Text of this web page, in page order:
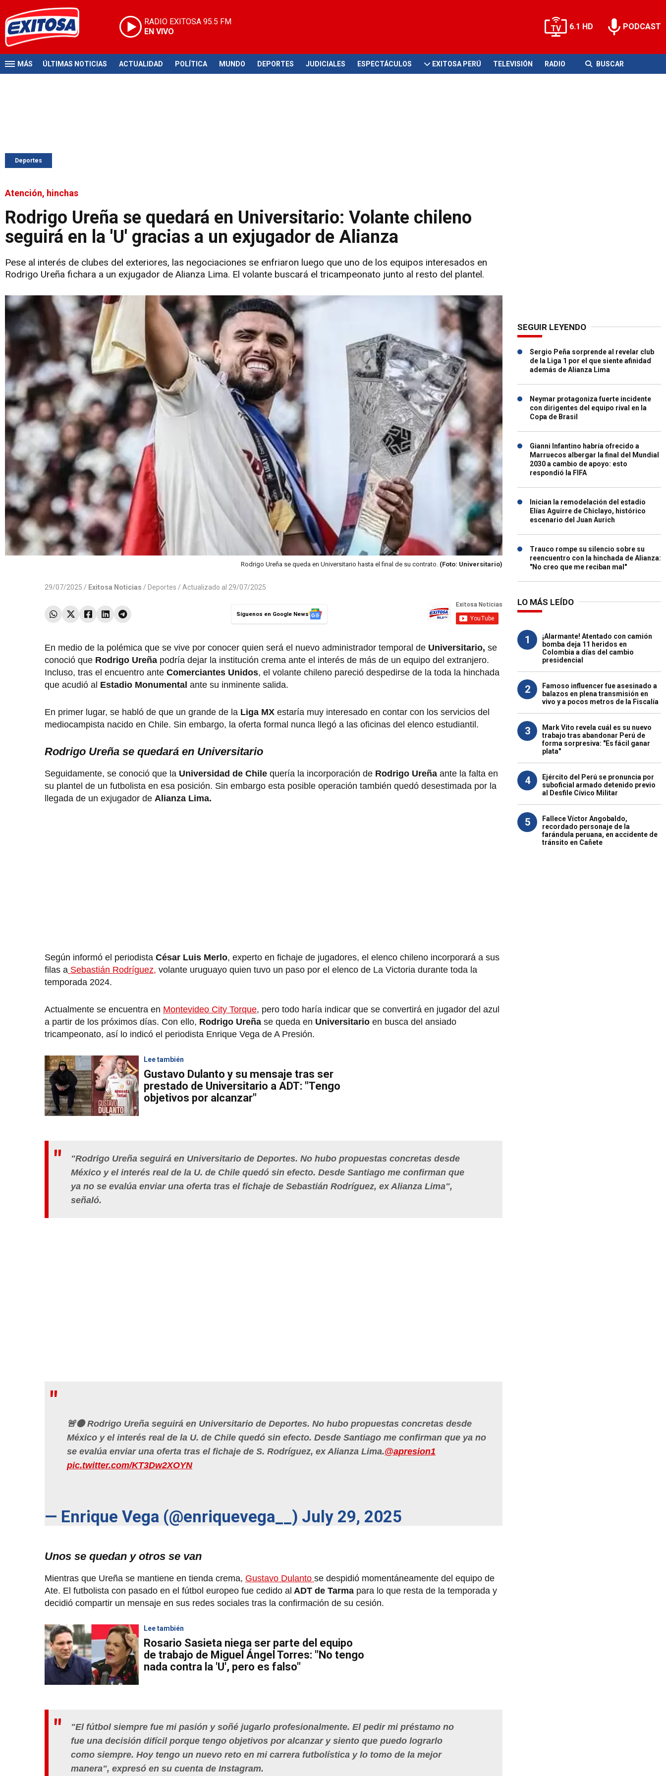
RADIO EXITOSA 95.5 FM
EN VIVO
6.1 HD PODCAST
MÁS ÚLTIMAS NOTICIAS ACTUALIDAD POLÍTICA MUNDO DEPORTES JUDICIALES ESPECTÁCULOS EXITOSA PERÚ TELEVISIÓN RADIO BUSCAR
Deportes
Atención, hinchas
Rodrigo Ureña se quedará en Universitario: Volante chileno
seguirá en la 'U' gracias a un exjugador de Alianza
Pese al interés de clubes del exteriores, las negociaciones se enfriaron luego que uno de los equipos interesados en
Rodrigo Ureña fichara a un exjugador de Alianza Lima. El volante buscará el tricampeonato junto al resto del plantel.
Rodrigo Ureña se queda en Universitario hasta el final de su contrato. (Foto: Universitario)
29/07/2025 / Exitosa Noticias / Deportes / Actualizado al 29/07/2025
Síguenos en Google News
En medio de la polémica que se vive por conocer quien será el nuevo administrador temporal de Universitario, se
conoció que Rodrigo Ureña podría dejar la institución crema ante el interés de más de un equipo del extranjero.
Incluso, tras el encuentro ante Comerciantes Unidos, el volante chileno pareció despedirse de la toda la hinchada
que acudió al Estadio Monumental ante su inminente salida.
En primer lugar, se habló de que un grande de la Liga MX estaría muy interesado en contar con los servicios del
mediocampista nacido en Chile. Sin embargo, la oferta formal nunca llegó a las oficinas del elenco estudiantil.
Rodrigo Ureña se quedará en Universitario
Seguidamente, se conoció que la Universidad de Chile quería la incorporación de Rodrigo Ureña ante la falta en
su plantel de un futbolista en esa posición. Sin embargo esta posible operación también quedó desestimada por la
llegada de un exjugador de Alianza Lima.
Según informó el periodista César Luis Merlo, experto en fichaje de jugadores, el elenco chileno incorporará a sus
filas a Sebastián Rodríguez, volante uruguayo quien tuvo un paso por el elenco de La Victoria durante toda la
temporada 2024.
Actualmente se encuentra en Montevideo City Torque, pero todo haría indicar que se convertirá en jugador del azul
a partir de los próximos días. Con ello, Rodrigo Ureña se queda en Universitario en busca del ansiado
tricampeonato, así lo indicó el periodista Enrique Vega de A Presión.
Lee también
Gustavo Dulanto y su mensaje tras ser
prestado de Universitario a ADT: "Tengo
objetivos por alcanzar"
"Rodrigo Ureña seguirá en Universitario de Deportes. No hubo propuestas concretas desde
México y el interés real de la U. de Chile quedó sin efecto. Desde Santiago me confirman que
ya no se evalúa enviar una oferta tras el fichaje de Sebastián Rodríguez, ex Alianza Lima",
señaló.
🚨🟡 Rodrigo Ureña seguirá en Universitario de Deportes. No hubo propuestas concretas desde
México y el interés real de la U. de Chile quedó sin efecto. Desde Santiago me confirman que ya no
se evalúa enviar una oferta tras el fichaje de S. Rodríguez, ex Alianza Lima.@apresion1
pic.twitter.com/KT3Dw2XOYN
— Enrique Vega (@enriquevega__) July 29, 2025
Unos se quedan y otros se van
Mientras que Ureña se mantiene en tienda crema, Gustavo Dulanto se despidió momentáneamente del equipo de
Ate. El futbolista con pasado en el fútbol europeo fue cedido al ADT de Tarma para lo que resta de la temporada y
decidió compartir un mensaje en sus redes sociales tras la confirmación de su cesión.
Lee también
Rosario Sasieta niega ser parte del equipo
de trabajo de Miguel Ángel Torres: "No tengo
nada contra la 'U', pero es falso"
"El fútbol siempre fue mi pasión y soñé jugarlo profesionalmente. El pedir mi préstamo no
fue una decisión difícil porque tengo objetivos por alcanzar y siento que puedo lograrlo
como siempre. Hoy tengo un nuevo reto en mi carrera futbolística y lo tomo de la mejor
manera", expresó en su cuenta de Instagram.
SEGUIR LEYENDO
Sergio Peña sorprende al revelar club
de la Liga 1 por el que siente afinidad
además de Alianza Lima
Neymar protagoniza fuerte incidente
con dirigentes del equipo rival en la
Copa de Brasil
Gianni Infantino habría ofrecido a
Marruecos albergar la final del Mundial
2030 a cambio de apoyo: esto
respondió la FIFA
Inician la remodelación del estadio
Elías Aguirre de Chiclayo, histórico
escenario del Juan Aurich
Trauco rompe su silencio sobre su
reencuentro con la hinchada de Alianza:
"No creo que me reciban mal"
LO MÁS LEÍDO
1
¡Alarmante! Atentado con camión
bomba deja 11 heridos en
Colombia a días del cambio
presidencial
2
Famoso influencer fue asesinado a
balazos en plena transmisión en
vivo y a pocos metros de la Fiscalía
3
Mark Vito revela cuál es su nuevo
trabajo tras abandonar Perú de
forma sorpresiva: "Es fácil ganar
plata"
4
Ejército del Perú se pronuncia por
suboficial armado detenido previo
al Desfile Cívico Militar
5
Fallece Víctor Angobaldo,
recordado personaje de la
farándula peruana, en accidente de
tránsito en Cañete